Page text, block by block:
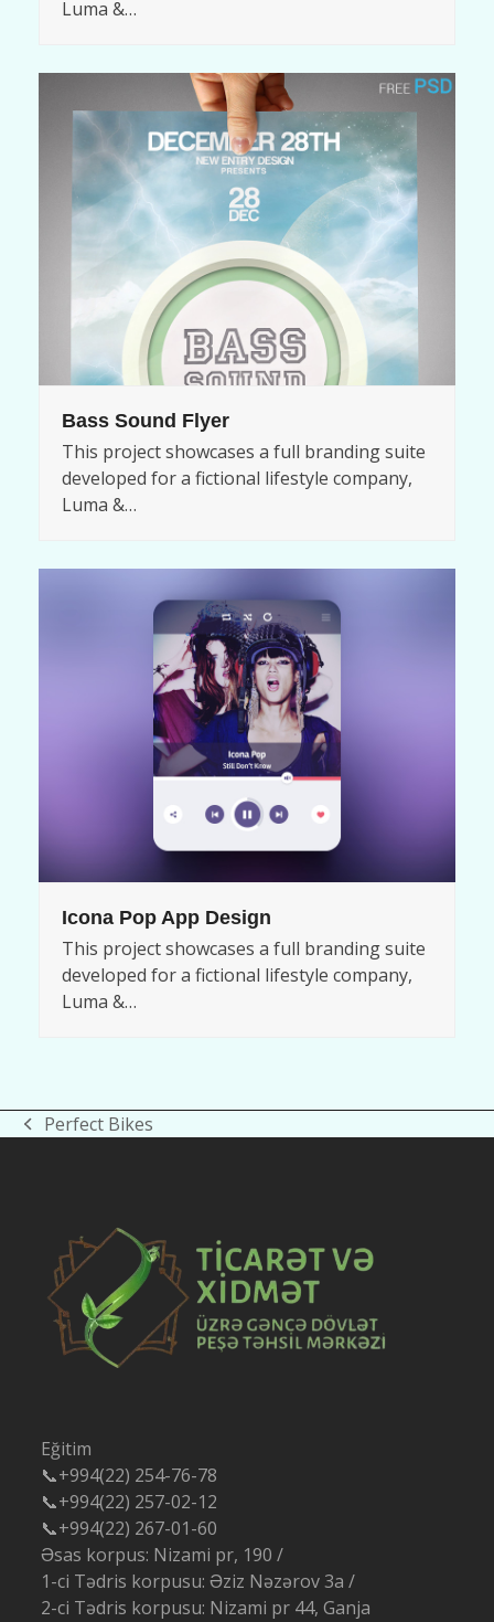
Luma &…
Bass Sound Flyer
This project showcases a full branding suite
developed for a fictional lifestyle company,
Luma &…
Icona Pop App Design
This project showcases a full branding suite
developed for a fictional lifestyle company,
Luma &…
previous
Perfect Bikes
Eğitim
📞+994(22) 254-76-78
📞+994(22) 257-02-12
📞+994(22) 267-01-60
Əsas korpus: Nizami pr, 190 /
1-ci Tədris korpusu: Əziz Nəzərov 3a /
2-ci Tədris korpusu: Nizami pr 44, Ganja